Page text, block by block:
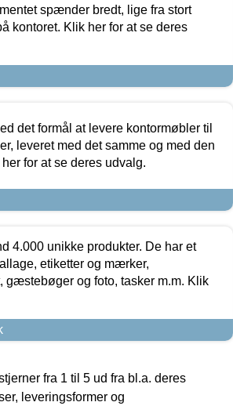
spænder bredt, lige fra stort
kontoret. Klik her for at se deres
det formål at levere kontormøbler til
leveret med det samme og med den
for at se deres udvalg.
4.000 unikke produkter. De har et
etiketter og mærker,
gæstebøger og foto, tasker m.m. Klik
fra 1 til 5 ud fra bl.a. deres
leveringsformer og